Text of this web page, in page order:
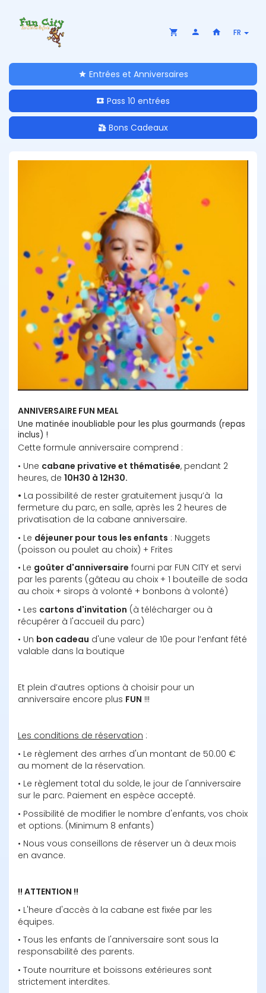
FR
Entrées et Anniversaires
Pass 10 entrées
Bons Cadeaux
ANNIVERSAIRE FUN MEAL
Une matinée inoubliable pour les plus gourmands (repas
inclus) !
Cette formule anniversaire comprend :
• Une cabane privative et thématisée, pendant 2
heures, de
• La possibilité de rester gratuitement jusqu’à  la
fermeture du parc, en salle, après les 2 heures de
privatisation de la cabane anniversaire.
• Le déjeuner pour tous les enfants : Nuggets
(poisson ou poulet au choix) + Frites
• Le goûter d'anniversaire fourni par FUN CITY et servi
par les parents (gâteau au choix + 1 bouteille de soda
au choix + sirops à volonté + bonbons à volonté)
• Les cartons d'invitation (à télécharger ou à
récupérer à l'accueil du parc)
• Un bon cadeau d'une valeur de 10e pour l’enfant fêté
valable dans la boutique
Et plein d’autres options à choisir pour un
anniversaire encore plus FUN !!!
Les conditions de réservation :
• Le règlement des arrhes d'un montant de 50.00 €
au moment de la réservation.
• Le règlement total du solde, le jour de l'anniversaire
sur le parc. Paiement en espèce accepté.
• Possibilité de modifier le nombre d'enfants, vos choix
et options. (Minimum 8 enfants)
• Nous vous conseillons de réserver un à deux mois
en avance.
• L'heure d'accès à la cabane est fixée par les
équipes.
• Tous les enfants de l'anniversaire sont sous la
responsabilité des parents.
• Toute nourriture et boissons extérieures sont
strictement interdites.